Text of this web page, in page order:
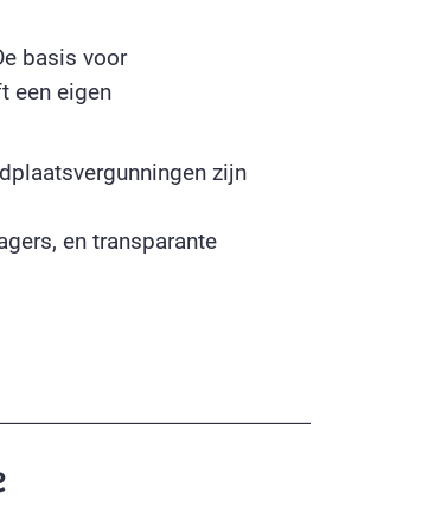
basis voor
een eigen
zijn
en transparante